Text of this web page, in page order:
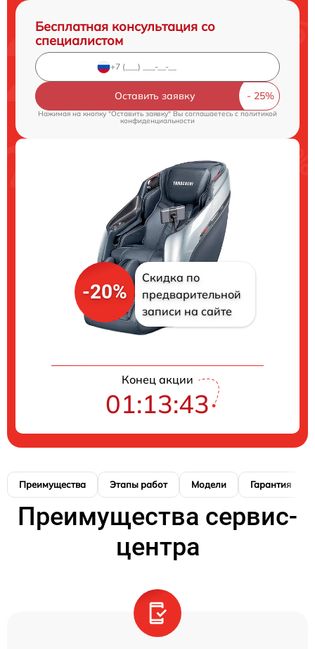
Бесплатная консультация со
специалистом
Оставить заявку
Нажимая на кнопку "Оставить заявку" Вы соглашаетесь cполитикой
конфиденциальности
-20%
Скидка по
предварительной
записи на сайте
Конец акции
01:13:42
Преимущества Этапы работ Модели Гарантия
Преимущества сервис-
центра